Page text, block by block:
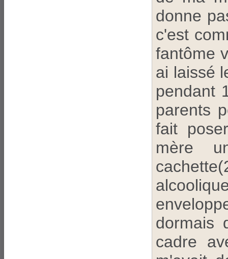
donne
c'est
fantôme
ai laissé
pendant
parents
fait
mère
dormais
cadre